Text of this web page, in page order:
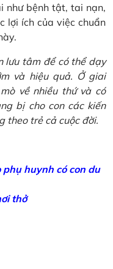
như bệnh tật, tai nạn,
lợi ích của việc chuẩn
lưu tâm để có thể dạy
và hiệu quả. Ở giai
về nhiều thứ và có
bị cho con các kiến
theo trẻ cả cuộc đời.
huynh có con du
thở